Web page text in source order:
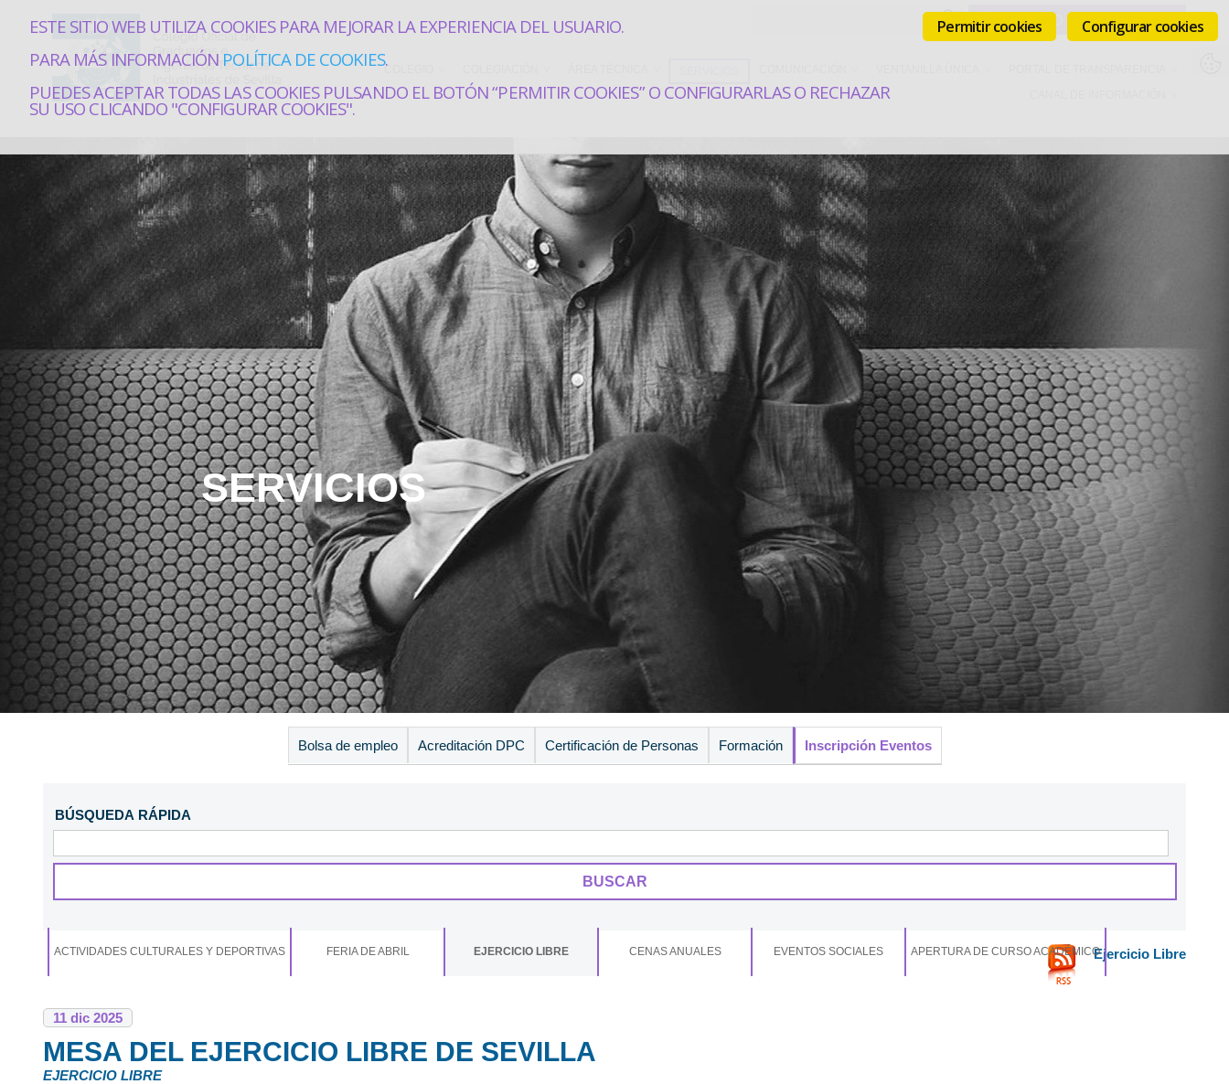
ESTE SITIO WEB UTILIZA COOKIES PARA MEJORAR LA EXPERIENCIA DEL USUARIO.
PARA MÁS INFORMACIÓN POLÍTICA DE COOKIES.
PUEDES ACEPTAR TODAS LAS COOKIES PULSANDO EL BOTÓN “PERMITIR COOKIES” O CONFIGURARLAS O RECHAZAR
SU USO CLICANDO "CONFIGURAR COOKIES".
Configurar cookies
Permitir cookies
COLEGIO
SERVICIOS
EJERCICIO LIBRE
ACTIVIDADES CULTURALES Y DEPORTIVAS FERIA DE ABRIL EJERCICIO LIBRE CENAS ANUALES EVENTOS SOCIALES APERTURA DE CURSO ACADÉMICO
11 dic 2025
MESA DEL EJERCICIO LIBRE DE SEVILLA
EJERCICIO LIBRE
Bolsa de empleo Acreditación DPC Certificación de Personas Formación Inscripción Eventos
BÚSQUEDA RÁPIDA
Ejercicio Libre